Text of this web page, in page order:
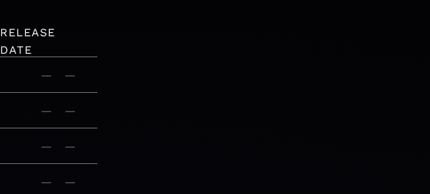
RELEASE
DATE
— —
— —
— —
— —